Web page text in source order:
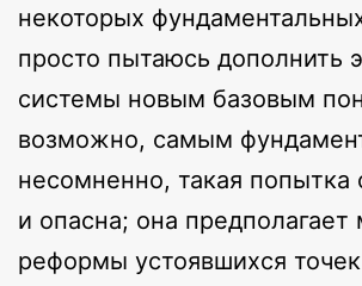
некоторых
просто пытаюсь дополнить
системы новым базовым
возможно, самым
несомненно, такая попытка
и опасна; она
реформы устоявшихся